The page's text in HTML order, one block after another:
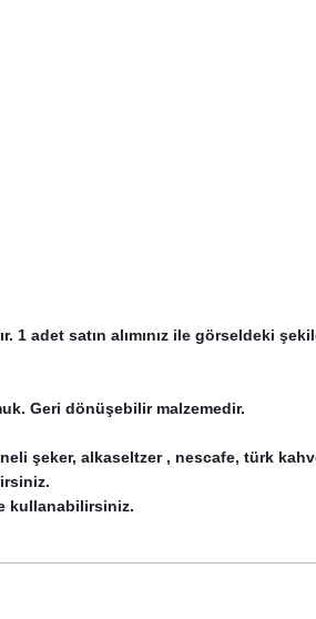
1 adet satın alımınız ile görseldeki
Geri dönüşebilir malzemedir.
şeker, alkaseltzer , nescafe, türk
kullanabilirsiniz.